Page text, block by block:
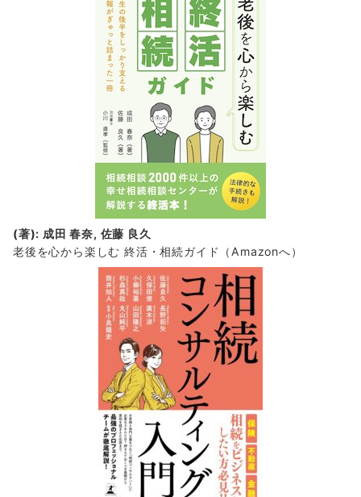
(著): 成田 春奈, 佐藤 良久
老後を心から楽しむ 終活・相続ガイド
（Amazonへ）